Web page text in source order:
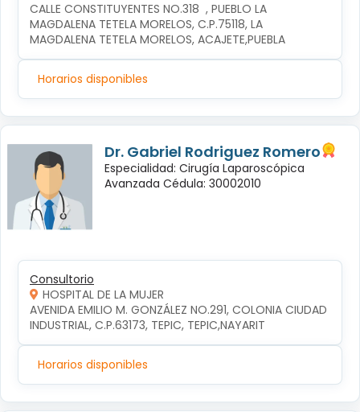
CALLE CONSTITUYENTES NO.318  , PUEBLO LA
MAGDALENA TETELA MORELOS, C.P.75118, LA
MAGDALENA TETELA MORELOS, ACAJETE,PUEBLA
Horarios disponibles
Dr. Gabriel Rodriguez Romero
Especialidad: Cirugía Laparoscópica
Avanzada Cédula: 30002010
Consultorio
HOSPITAL DE LA MUJER
AVENIDA EMILIO M. GONZÁLEZ NO.291, COLONIA CIUDAD
INDUSTRIAL, C.P.63173, TEPIC, TEPIC,NAYARIT
Horarios disponibles